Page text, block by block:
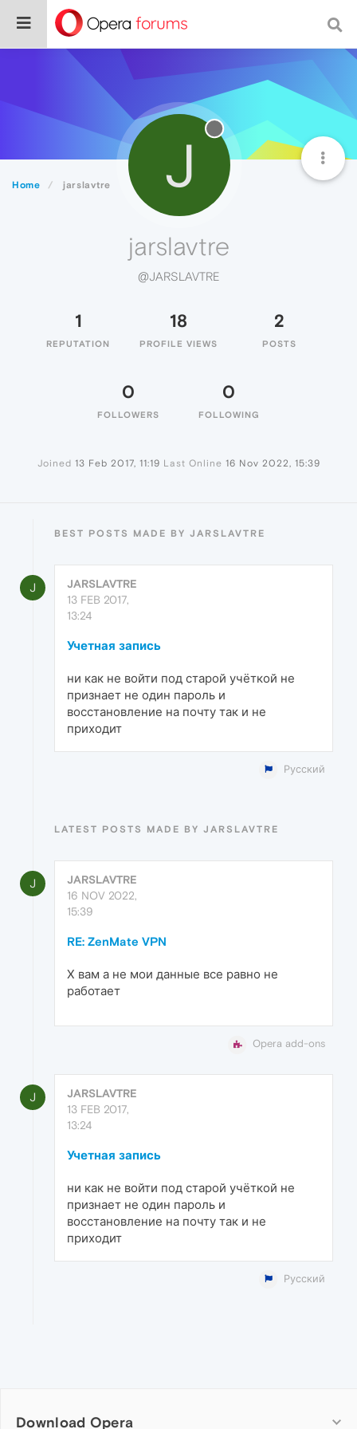
Home jarslavtre J
jarslavtre
@JARSLAVTRE
1
REPUTATION
18
PROFILE VIEWS
2
POSTS
0
FOLLOWERS
0
FOLLOWING
Joined 13 Feb 2017, 11:19 Last Online 16 Nov 2022, 15:39
BEST POSTS MADE BY JARSLAVTRE
J
JARSLAVTRE
13 FEB 2017,
13:24
Учетная запись
ни как не войти под старой учёткой не
признает не один пароль и
восстановление на почту так и не
приходит
Русский
LATEST POSTS MADE BY JARSLAVTRE
J
JARSLAVTRE
16 NOV 2022,
15:39
RE: ZenMate VPN
Х вам а не мои данные все равно не
работает
Opera add-ons
J
JARSLAVTRE
13 FEB 2017,
13:24
Учетная запись
ни как не войти под старой учёткой не
признает не один пароль и
восстановление на почту так и не
приходит
Русский
Download Opera